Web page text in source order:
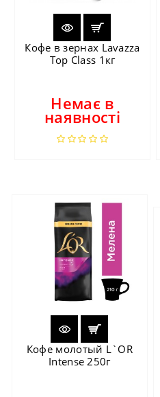
Кофе в зернах Lavazza
Top Class 1кг
Немає в
наявності
Кофе молотый L`OR
Intense 250г